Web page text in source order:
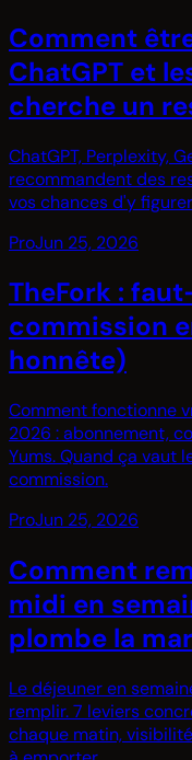
Comment
ChatGPT et
cherche un
ChatGPT, Perplexity,
recommandent des
vos chances d'y
ProJun 25, 2026
TheFork :
commission
honnête)
Comment fonctionne
2026 : abonnement,
Yums. Quand ça vaut
commission.
ProJun 25, 2026
Comment
midi en
plombe la
Le déjeuner en
remplir. 7 leviers
chaque matin,